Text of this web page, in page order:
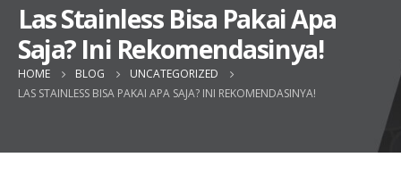
Las Stainless Bisa Pakai Apa
Saja? Ini Rekomendasinya!
HOME BLOG
UNCATEGORIZED
LAS STAINLESS BISA PAKAI APA SAJA? INI REKOMENDASINYA!